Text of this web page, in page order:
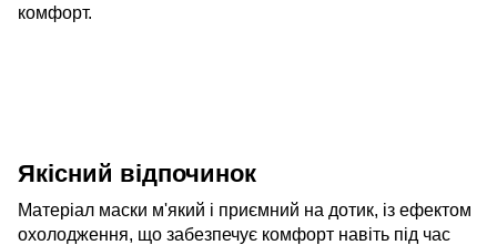
комфорт.
Якісний відпочинок
Матеріал маски м'який і приємний на дотик, із ефектом
охолодження, що забезпечує комфорт навіть під час